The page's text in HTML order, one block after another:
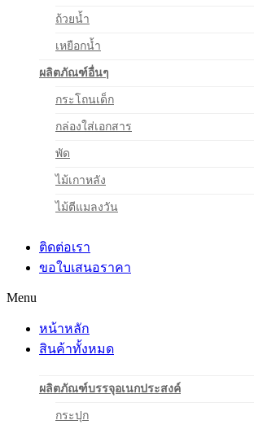
ถ้วยน้ำ
เหยือกน้ำ
ผลิตภัณฑ์อื่นๆ
กระโถนเด็ก
กล่องใส่เอกสาร
พัด
ไม้เกาหลัง
ไม้ตีแมลงวัน
ติดต่อเรา
ขอใบเสนอราคา
Menu
หน้าหลัก
สินค้าทั้งหมด
ผลิตภัณฑ์บรรจุอเนกประสงค์
กระปุก